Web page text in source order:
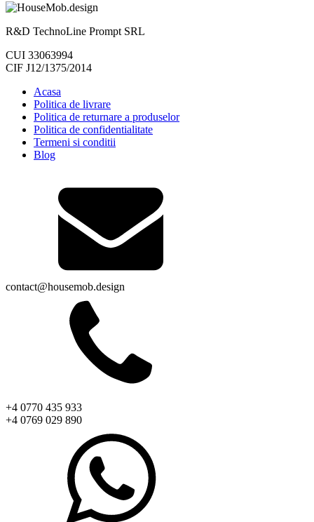
R&D TechnoLine Prompt SRL
CUI 33063994
CIF J12/1375/2014
Acasa
Politica de livrare
Politica de returnare a produselor
Politica de confidentialitate
Termeni si conditii
Blog
contact@housemob.design
+4 0770 435 933
+4 0769 029 890